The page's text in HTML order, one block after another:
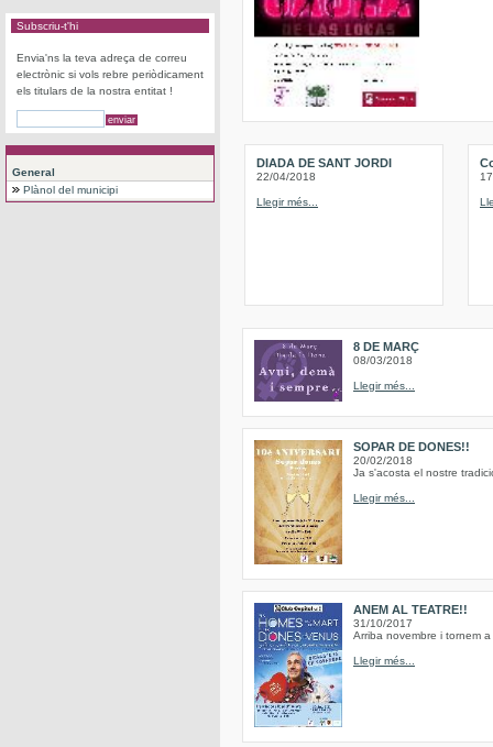
Subscriu-t'hi
Envia'ns la teva adreça de correu
electrònic si vols rebre periòdicament
els titulars de la nostra entitat !
General
Plànol del municipi
DIADA DE SANT JORDI
22/04/2018
Llegir més...
8 DE MARÇ
08/03/2018
Llegir més...
SOPAR DE DONES!!
20/02/2018
Ja s'acosta el nostre
Llegir més...
ANEM AL TEATRE!!
31/10/2017
Arriba novembre i tornem
Llegir més...